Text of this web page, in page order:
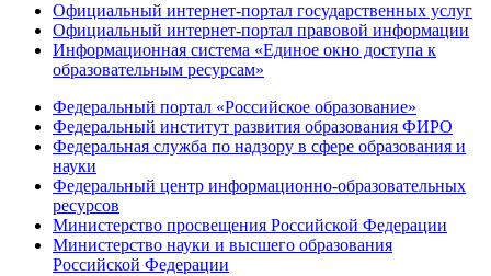
Официальный интернет-портал государственных услуг
Официальный интернет-портал правовой информации
Информационная система «Единое окно доступа к
образовательным ресурсам»
Федеральный портал «Российское образование»
Федеральный институт развития образования ФИРО
Федеральная служба по надзору в сфере образования и
науки
Федеральный центр информационно-образовательных
ресурсов
Министерство просвещения Российской Федерации
Министерство науки и высшего образования
Российской Федерации